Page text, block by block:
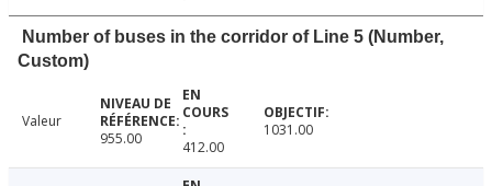
Number of buses in the corridor of Line 5 (Number,
Custom)
Valeur
955.00
412.00
1031.00